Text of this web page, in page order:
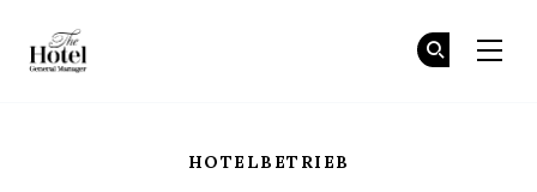
HOTELBETRIEB